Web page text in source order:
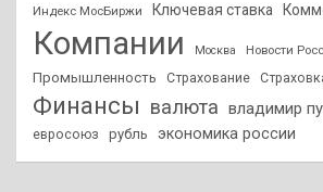
Индекс МосБиржи Ключевая ставка
Компании Москва Новости
Промышленность Страхование
Финансы валюта владимир
евросоюз рубль экономика россии